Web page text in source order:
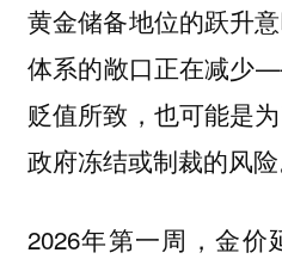
黄金储备地位的跃升
体系的敞口正在减少
贬值所致，也可能是
政府冻结或制裁的风险
2026年第一周，金价